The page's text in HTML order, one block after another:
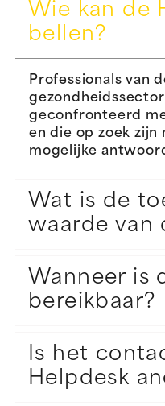
Wie kan de
bellen?
Professionals van
geconfronteerd
en die op zoek zijn
mogelijke
Wat is de
waarde van
Wanneer is
bereikbaar?
Is het
Helpdesk